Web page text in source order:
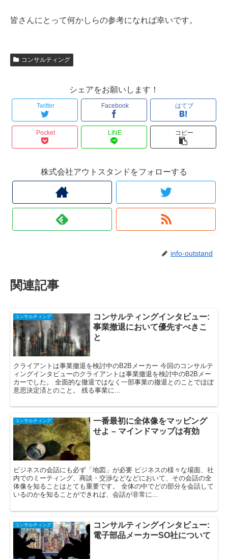
皆さんにとって何かしらの参考になれば幸いです。
コンサルティング
シェアをお願いします！
Twitter Facebook はてブ
Pocket LINE コピー
株式会社アウトスタンドをフォローする
info-outstand
関連記事
コンサルティング
コンサルティングインタビュー:
事業撤退において優先すべきこ
と
クライアントは事業撤退を検討中のB2Bメーカー 今回のコンサルテ
ィングインタビューのクライアントは事業撤退を検討中のB2Bメー
カーでした。 全面的な撤退ではなく一部事業の撤退とのことでほぼ
意思決定済とのこと。 残る事業に...
コンサルティング
一番最初に全体像をマッピング
せよ – マインドマップは有効
ビジネスの会話にも必ず「地図」が必要 ビジネスの様々な場面、社
内でのミーティング、商談・交渉などなどにおいて、その会話の全
体像を知ることはとても重要です。 全体の中でどの部分を会話して
いるのかを知ることができれば、会話が非常に...
コンサルティング
コンサルティングインタビュー:
電子部品メーカーSO社について